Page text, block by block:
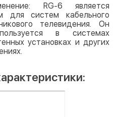
RG-6 является
для систем кабельного
телевидения. Он
в системах
установках и других